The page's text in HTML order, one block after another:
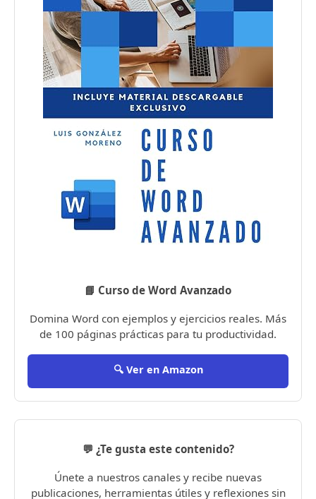
📘 Curso de Word Avanzado
Domina Word con ejemplos y ejercicios reales. Más
de 100 páginas prácticas para tu productividad.
🔍 Ver en Amazon
💬 ¿Te gusta este contenido?
Únete a nuestros canales y recibe nuevas
publicaciones, herramientas útiles y reflexiones sin